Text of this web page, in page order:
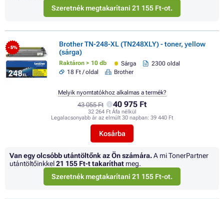
Szeretnék megtakarítani 21 155 Ft-ot.
- 5%
Brother TN-248-XL (TN248XLY) - toner, yellow
(sárga)
Raktáron > 10 db Sárga
2300 oldal
18 Ft / oldal
Brother
43 055 Ft 40 975 Ft
32 264 Ft Áfa nélkül
Legalacsonyabb ár az elmúlt 30 napban: 39 440 Ft
Kosárba
Melyik nyomtatókhoz alkalmas a termék?
Van egy olcsóbb utántöltőnk az Ön számára.A mi TonerPartner
utántöltőinkkel21 155 Ft-t takaríthat meg.
Szeretnék megtakarítani 21 155 Ft-ot.